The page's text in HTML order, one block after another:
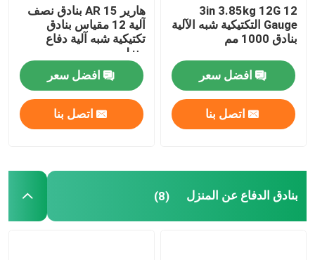
3in 3.85kg 12G 12
Gauge التكتيكية شبه الآلية
بنادق 1000 مم
افضل سعر
اتصل بنا
هارير AR 15 بنادق نصف
آلية 12 مقياس بنادق
تكتيكية شبه آلية دفاع
منزلي
افضل سعر
اتصل بنا
بنادق الدفاع عن المنزل (8)